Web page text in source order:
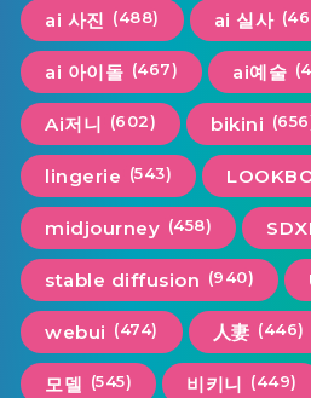
ai 사진 (488) ai 실사
ai 아이돌 (467) ai예술
Ai저니 (602) bikini
lingerie (543)
midjourney (458)
stable diffusion (940)
webui (474) 人妻 (446)
모델 (545) 비키니 (449)